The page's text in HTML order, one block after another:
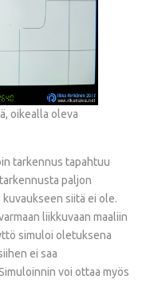
oikealla oleva
tarkennus tapahtuu
paljon
siitä ei ole.
liikkuvaan maaliin
simuloi oletuksena
ei saa
voi ottaa myös